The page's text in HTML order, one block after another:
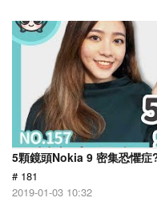
5顆鏡頭Nokia 9 密集恐懼症
# 181
2019-01-03 10:32